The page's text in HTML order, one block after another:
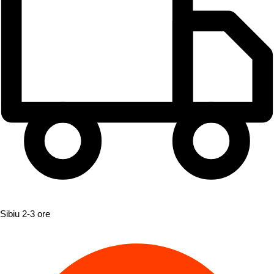
Sibiu 2-3 ore